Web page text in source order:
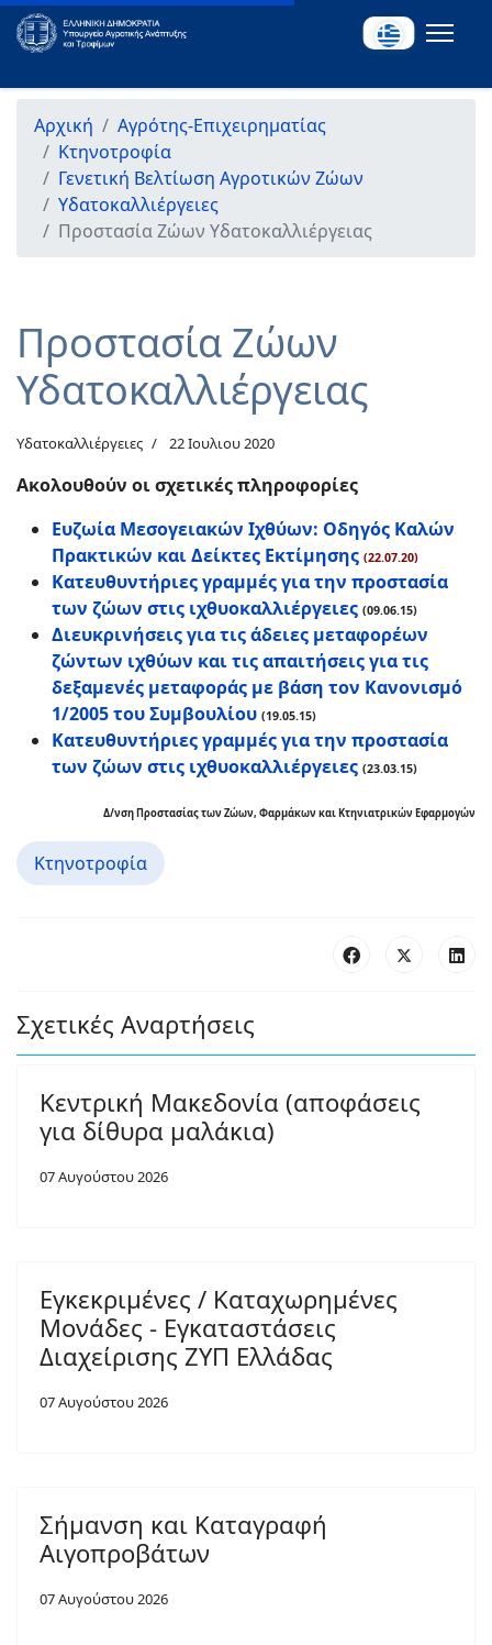
Αρχική
Αγρότης-Επιχειρηματίας
Κτηνοτροφία
Γενετική Βελτίωση Αγροτικών Ζώων
Υδατοκαλλιέργειες
Προστασία Ζώων Υδατοκαλλιέργειας
Προστασία Ζώων
Υδατοκαλλιέργειας
Υδατοκαλλιέργειες 22 Ιουλιου 2020
Ακολουθούν οι σχετικές πληροφορίες
Ευζωία Μεσογειακών Ιχθύων: Οδηγός Καλών
Πρακτικών και Δείκτες Εκτίμησης (22.07.20)
Κατευθυντήριες γραμμές για την προστασία
των ζώων στις ιχθυοκαλλιέργειες (09.06.15)
Διευκρινήσεις για τις άδειες μεταφορέων
ζώντων ιχθύων και τις απαιτήσεις για τις
δεξαμενές μεταφοράς με βάση τον Κανονισμό
1/2005 του Συμβουλίου (19.05.15)
Κατευθυντήριες γραμμές για την προστασία
των ζώων στις ιχθυοκαλλιέργειες (23.03.15)
Δ/νση Προστασίας των Ζώων, Φαρμάκων και Κτηνιατρικών Εφαρμογών
Κτηνοτροφία
Σχετικές Αναρτήσεις
Κεντρική Μακεδονία (αποφάσεις
για δίθυρα μαλάκια)
07 Αυγούστου 2026
Εγκεκριμένες / Καταχωρημένες
Μονάδες - Εγκαταστάσεις
Διαχείρισης ΖΥΠ Ελλάδας
07 Αυγούστου 2026
Σήμανση και Καταγραφή
Αιγοπροβάτων
07 Αυγούστου 2026